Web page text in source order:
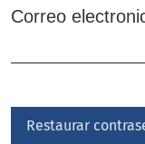
Correo
Restaurar